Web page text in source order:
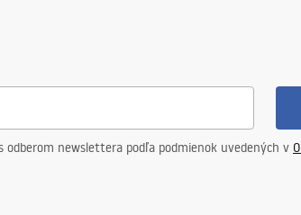
newslettera podľa podmienok uvedených v